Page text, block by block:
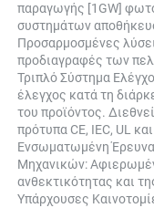
παραγωγής [1GW]
συστημάτων
Προσαρμοσμένες
προδιαγραφές των
Τριπλό Σύστημα
έλεγχος κατά τη
του προϊόντος.
πρότυπα CE, IEC, UL
Ενσωματωμένη
Μηχανικών:
ανθεκτικότητας και
Υπάρχουσες